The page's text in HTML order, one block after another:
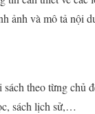
ảnh và mô tả nội
theo từng chủ
sách lịch sử,…